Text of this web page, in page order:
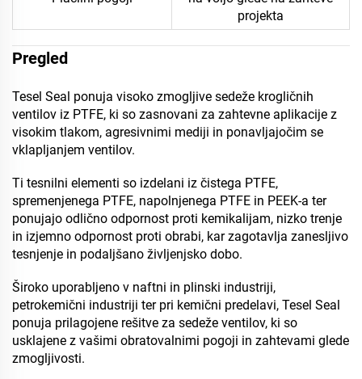
projekta
Pregled
Tesel Seal ponuja visoko zmogljive sedeže krogličnih
ventilov iz PTFE, ki so zasnovani za zahtevne aplikacije z
visokim tlakom, agresivnimi mediji in ponavljajočim se
vklapljanjem ventilov.
Ti tesnilni elementi so izdelani iz čistega PTFE,
spremenjenega PTFE, napolnjenega PTFE in PEEK-a ter
ponujajo odlično odpornost proti kemikalijam, nizko trenje
in izjemno odpornost proti obrabi, kar zagotavlja zanesljivo
tesnjenje in podaljšano življenjsko dobo.
Široko uporabljeno v naftni in plinski industriji,
petrokemični industriji ter pri kemični predelavi, Tesel Seal
ponuja prilagojene rešitve za sedeže ventilov, ki so
usklajene z vašimi obratovalnimi pogoji in zahtevami glede
zmogljivosti.